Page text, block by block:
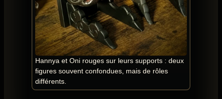
Hannya et Oni rouges sur leurs supports : deux
figures souvent confondues, mais de rôles
différents.